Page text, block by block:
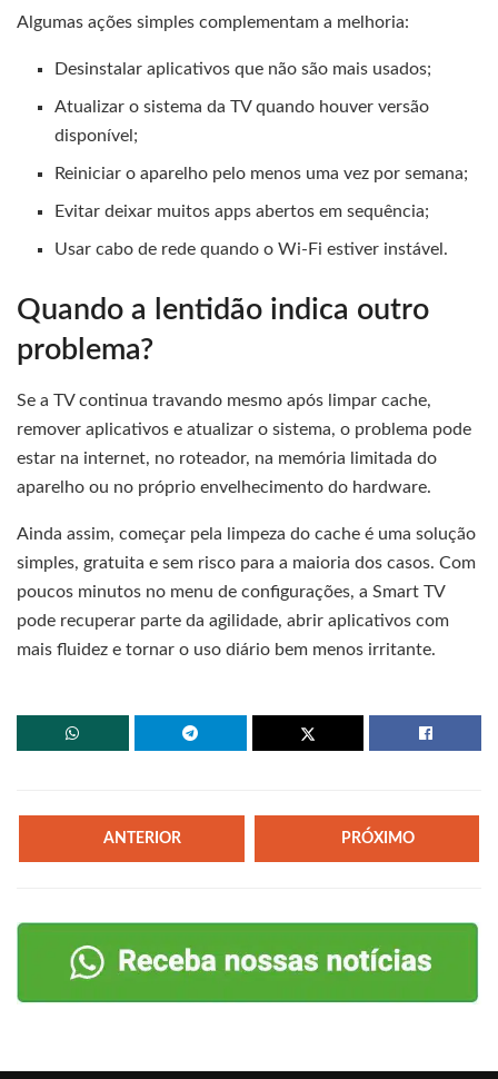
Algumas ações simples complementam a melhoria:
Desinstalar aplicativos que não são mais usados;
Atualizar o sistema da TV quando houver versão
disponível;
Reiniciar o aparelho pelo menos uma vez por semana;
Evitar deixar muitos apps abertos em sequência;
Usar cabo de rede quando o Wi-Fi estiver instável.
Quando a lentidão indica outro
problema?
Se a TV continua travando mesmo após limpar cache,
remover aplicativos e atualizar o sistema, o problema pode
estar na internet, no roteador, na memória limitada do
aparelho ou no próprio envelhecimento do hardware.
Ainda assim, começar pela limpeza do cache é uma solução
simples, gratuita e sem risco para a maioria dos casos. Com
poucos minutos no menu de configurações, a Smart TV
pode recuperar parte da agilidade, abrir aplicativos com
mais fluidez e tornar o uso diário bem menos irritante.
ANTERIOR PRÓXIMO